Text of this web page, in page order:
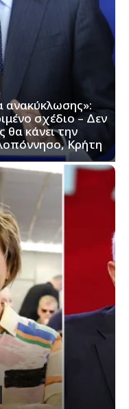
ανακύκλωσης»:
σχέδιο – Δεν
θα κάνει την
Κρήτη